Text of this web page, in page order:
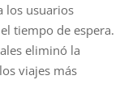
los usuarios
tiempo de espera.
eliminó la
viajes más